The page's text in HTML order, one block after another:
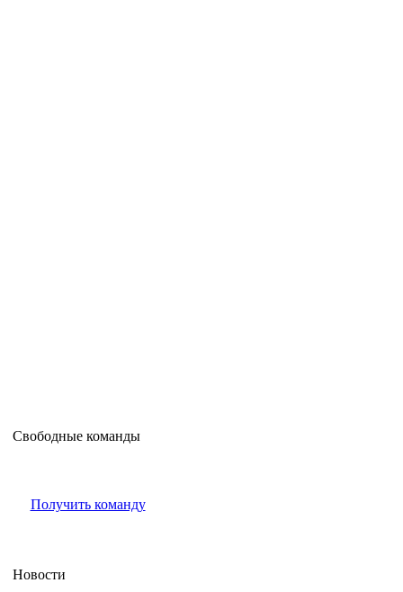
Свободные команды
Получить команду
Новости